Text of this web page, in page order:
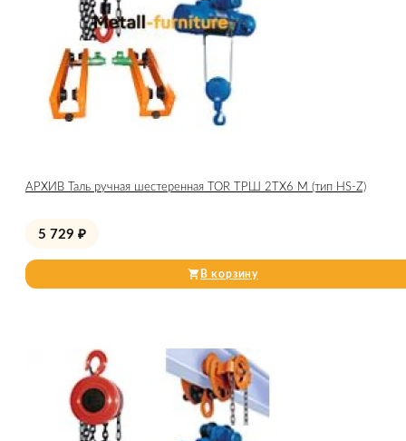
АРХИВ Таль ручная шестеренная TOR ТРШ 2ТХ6 М (тип HS-Z)
5 729 ₽
В корзину